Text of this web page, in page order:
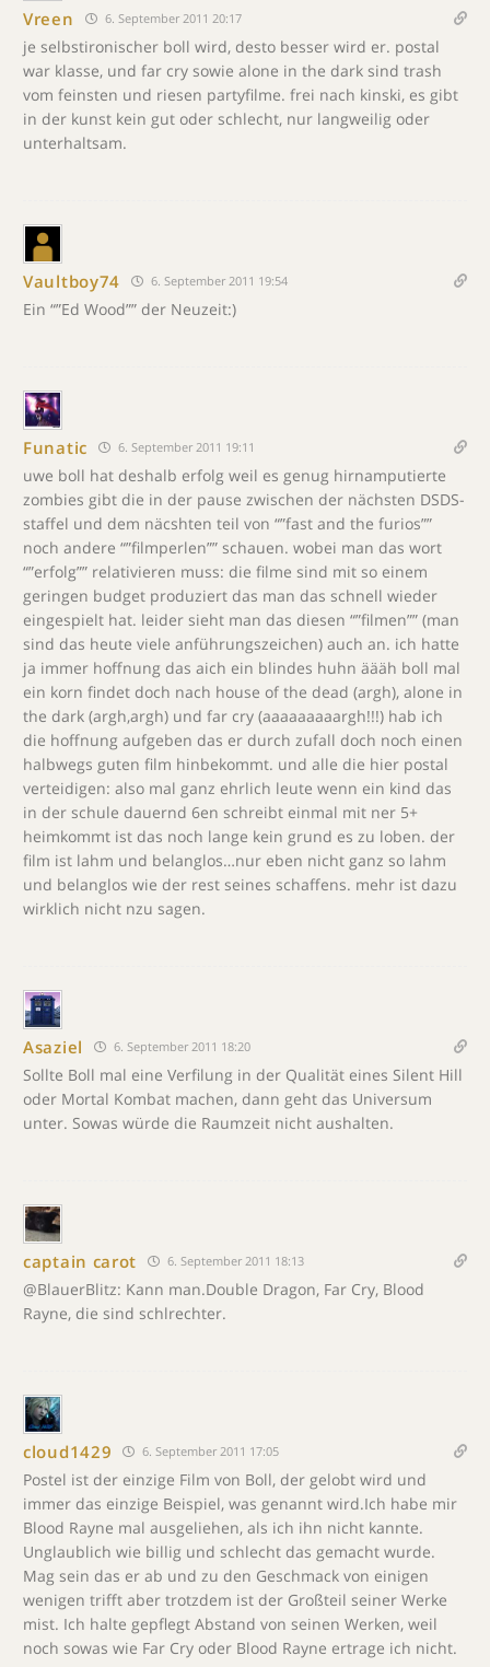
Vreen 6. September 2011 20:17
je selbstironischer boll wird, desto besser wird er. postal
war klasse, und far cry sowie alone in the dark sind trash
vom feinsten und riesen partyfilme. frei nach kinski, es gibt
in der kunst kein gut oder schlecht, nur langweilig oder
unterhaltsam.
Vaultboy74 6. September 2011 19:54
Ein “”Ed Wood”” der Neuzeit:)
Funatic 6. September 2011 19:11
uwe boll hat deshalb erfolg weil es genug hirnamputierte
zombies gibt die in der pause zwischen der nächsten DSDS-
staffel und dem näcshten teil von “”fast and the furios””
noch andere “”filmperlen”” schauen. wobei man das wort
“”erfolg”” relativieren muss: die filme sind mit so einem
geringen budget produziert das man das schnell wieder
eingespielt hat. leider sieht man das diesen “”filmen”” (man
sind das heute viele anführungszeichen) auch an. ich hatte
ja immer hoffnung das aich ein blindes huhn äääh boll mal
ein korn findet doch nach house of the dead (argh), alone in
the dark (argh,argh) und far cry (aaaaaaaaargh!!!) hab ich
die hoffnung aufgeben das er durch zufall doch noch einen
halbwegs guten film hinbekommt. und alle die hier postal
verteidigen: also mal ganz ehrlich leute wenn ein kind das
in der schule dauernd 6en schreibt einmal mit ner 5+
heimkommt ist das noch lange kein grund es zu loben. der
film ist lahm und belanglos…nur eben nicht ganz so lahm
und belanglos wie der rest seines schaffens. mehr ist dazu
wirklich nicht nzu sagen.
Asaziel 6. September 2011 18:20
Sollte Boll mal eine Verfilung in der Qualität eines Silent Hill
oder Mortal Kombat machen, dann geht das Universum
unter. Sowas würde die Raumzeit nicht aushalten.
captain carot 6. September 2011 18:13
@BlauerBlitz: Kann man.Double Dragon, Far Cry, Blood
Rayne, die sind schlrechter.
cloud1429 6. September 2011 17:05
Postel ist der einzige Film von Boll, der gelobt wird und
immer das einzige Beispiel, was genannt wird.Ich habe mir
Blood Rayne mal ausgeliehen, als ich ihn nicht kannte.
Unglaublich wie billig und schlecht das gemacht wurde.
Mag sein das er ab und zu den Geschmack von einigen
wenigen trifft aber trotzdem ist der Großteil seiner Werke
mist. Ich halte gepflegt Abstand von seinen Werken, weil
noch sowas wie Far Cry oder Blood Rayne ertrage ich nicht.